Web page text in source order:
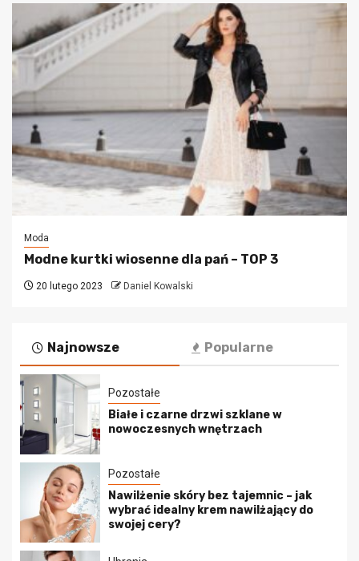
Moda
Modne kurtki wiosenne dla pań – TOP 3
20 lutego 2023 Daniel Kowalski
Najnowsze Popularne
Pozostałe
Białe i czarne drzwi szklane w
nowoczesnych wnętrzach
Pozostałe
Nawilżenie skóry bez tajemnic – jak
wybrać idealny krem nawilżający do
swojej cery?